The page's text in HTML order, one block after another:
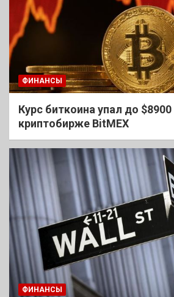
ФИНАНСЫ
Курс биткоина упал до $8900
криптобирже BitMEX
ФИНАНСЫ